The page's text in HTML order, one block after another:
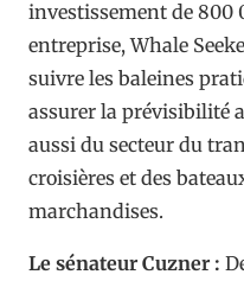
investissement de 800
entreprise, Whale
suivre les baleines
assurer la prévisibilité
aussi du secteur du
croisières et des
marchandises.
Le sénateur Cuzner :